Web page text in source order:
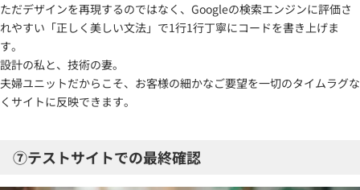
ただデザインを再現するのではなく、Googleの検索エンジンに評価さ
れやすい「正しく美しい文法」で1行1行丁寧にコードを書き上げま
す。
設計の私と、技術の妻。
夫婦ユニットだからこそ、お客様の細かなご要望を一切のタイムラグな
くサイトに反映できます。
⑦テストサイトでの最終確認